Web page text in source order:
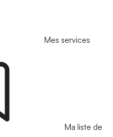
Mes services
Ma liste de